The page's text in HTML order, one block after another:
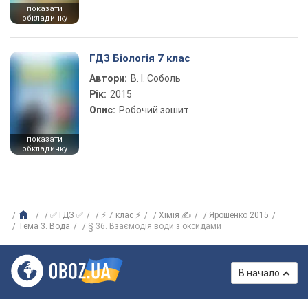
показати
обкладинку
показати
обкладинку
ГДЗ Біологія 7 клас
Автори: В. І. Соболь
Рік: 2015
Опис: Робочий зошит
✅ ГДЗ ✅ ⚡ 7 клас ⚡ Хімія ✍
Ярошенко 2015
Тема 3. Вода
§ 36. Взаємодія води з оксидами
В начало